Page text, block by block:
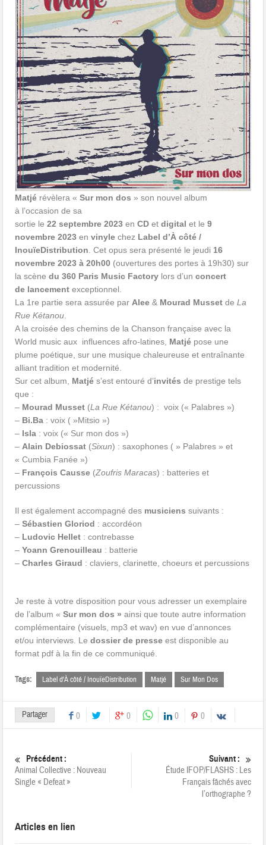
Matjé révèlera «Sur mon dos » son nouvel album
à l’occasion de sa
sortie le22 septembre 2023 enCD etdigital et le9
novembre 2023 envinyle chez Label d’À côté /
InouïeDistribution . Cet opus sera présenté le jeudi 16
novembre 2023 à 20h00 (ouvertures des portes à 19h30) sur
la scènedu 360 Paris Music Factory lors d’un concert
de lancement exceptionnel.
La 1re partie sera assurée par Alee & Mourad MussetdeLa
Rue Kétanou
A la croisée des chemins de la Chanson française avec la
World music aux influences afro-latines, Matjé pose une
plume poétique, sur une musique chaleureuse et entraînante
alliant tradition et modernité.
Sur cet album, Matjé s’est entouré d’invités de prestige tels
que :
– Mourad Musset (La Rue Kétanou) : voix (« Palabres »)
– Bi.Ba : voix ( »Mitsio »)
– Isla : voix (« Sur mon dos »)
– Alain Debiossat (Sixun) : saxophones ( » Palabres » et
« Cumbia Fanée »)
– François Causse (Zoufris Maracas) : batteries et
percussions
Il est également accompagné des musiciens suivants :
–Sébastien Gloriod : accordéon
– Ludovic Hellet : contrebasse
–Yoann Grenouilleau : batterie
–Charles Giraud : claviers, clarinette, choeurs et percussions
Je reste à votre disposition pour vous adresser un exemplaire
de l’album «Sur mon dos » ainsi que toute autre information
complémentaire (visuels, mp3 et wav) en vue d’annonces
et/ou interviews. Ledossier de presse est disponible au
format pdf à la fin de ce communiqué.
Tags: Label d'À côté / InouïeDistribution Matjé Sur Mon Dos
Partager 0 0 0 0
Précédent :
Animal Collective : Nouveau
Single « Defeat »
Suivant :
Étude IFOP/FLASHS : Les
Français fâchés avec
l’orthographe ?
Articles en lien